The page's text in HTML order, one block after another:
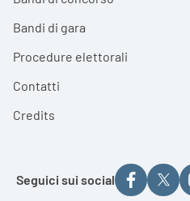
Bandi di gara
Procedure elettorali
Contatti
Credits
Seguici sui social